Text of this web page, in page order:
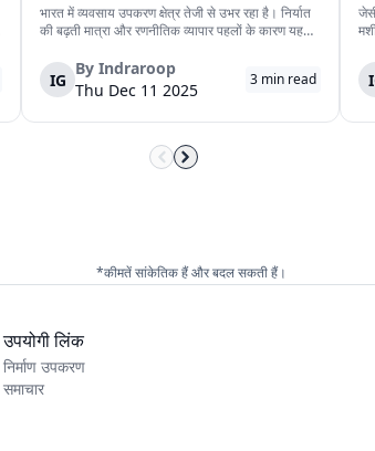
भारत में व्यवसाय उपकरण क्षेत्र तेजी से उभर रहा है। निर्यात
की बढ़ती मात्रा और रणनीतिक व्यापार पहलों के कारण यह
सरकार ने इस उद्योग को उच्च संभावनाओं वाला और निर्यात
उन्मुख मानकर अंतरराष्ट्रीय...
IG
By Indraroop
Thu Dec 11 2025
3 min read
*कीमतें सांकेतिक हैं और बदल सकती हैं।
उपयोगी लिंक
निर्माण उपकरण
समाचार